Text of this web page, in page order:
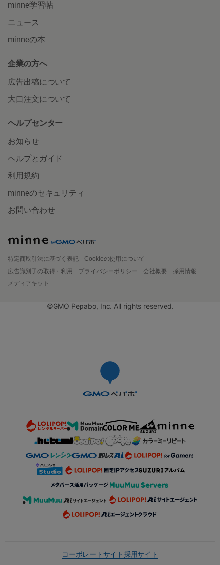
minne学習帖
ニュース
minneの本
企業の方へ
広告出稿について
大口注文について
ヘルプセンター
お知らせ
ヘルプとガイド
利用規約
minneのセキュリティ
お問い合わせ
特定商取引法に基づく表記
Cookieの使用について
広告識別子の取得・利用
プライバシーポリシー 会社概要
採用情報
メディアキット
©GMO Pepabo, Inc. All rights reserved.
コーポレートサイト採用サイト